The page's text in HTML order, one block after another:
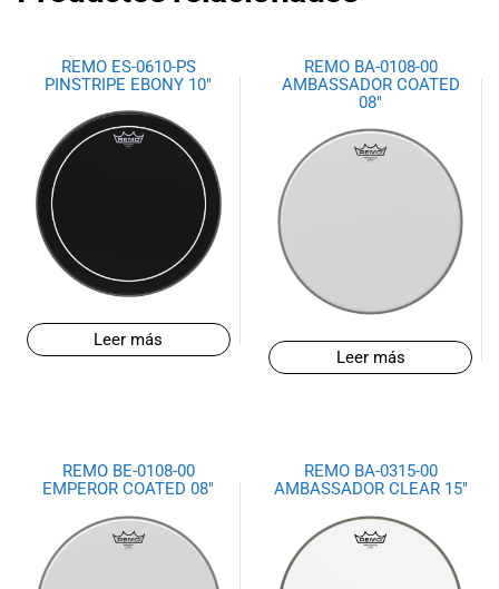
REMO ES-0610-PS
PINSTRIPE EBONY 10″
Leer más
REMO BA-0108-00
AMBASSADOR COATED
08″
Leer más
REMO BE-0108-00
EMPEROR COATED 08″
REMO BA-0315-00
AMBASSADOR CLEAR 15″